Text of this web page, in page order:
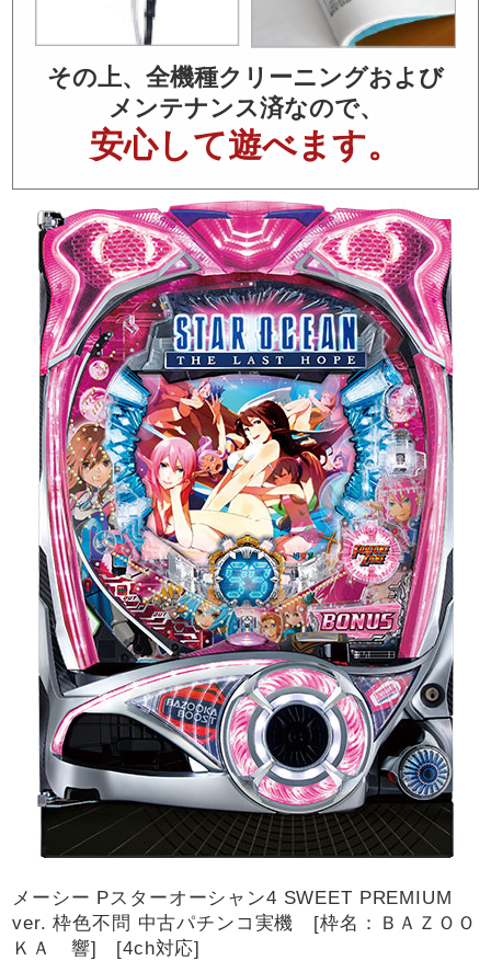
その上、全機種クリーニングおよび
メンテナンス済なので、
安心して遊べます。
メーシー Pスターオーシャン4 SWEET PREMIUM
ver. 枠色不問 中古パチンコ実機 [枠名：ＢＡＺＯＯ
ＫＡ 響] [4ch対応]